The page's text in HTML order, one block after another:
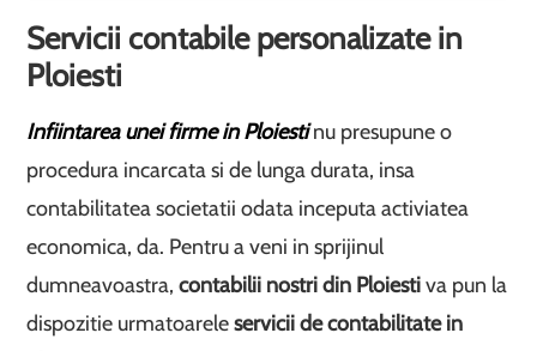
Servicii contabile personalizate in
Ploiesti
Infiintarea unei firme in Ploiestinu presupune o
procedura incarcata si de lunga durata, insa
contabilitatea societatii odata inceputa activiatea
economica, da. Pentru a veni in sprijinul
dumneavoastra,contabilii nostri din Ploiestiva pun la
dispozitie urmatoareleservicii de contabilitate in